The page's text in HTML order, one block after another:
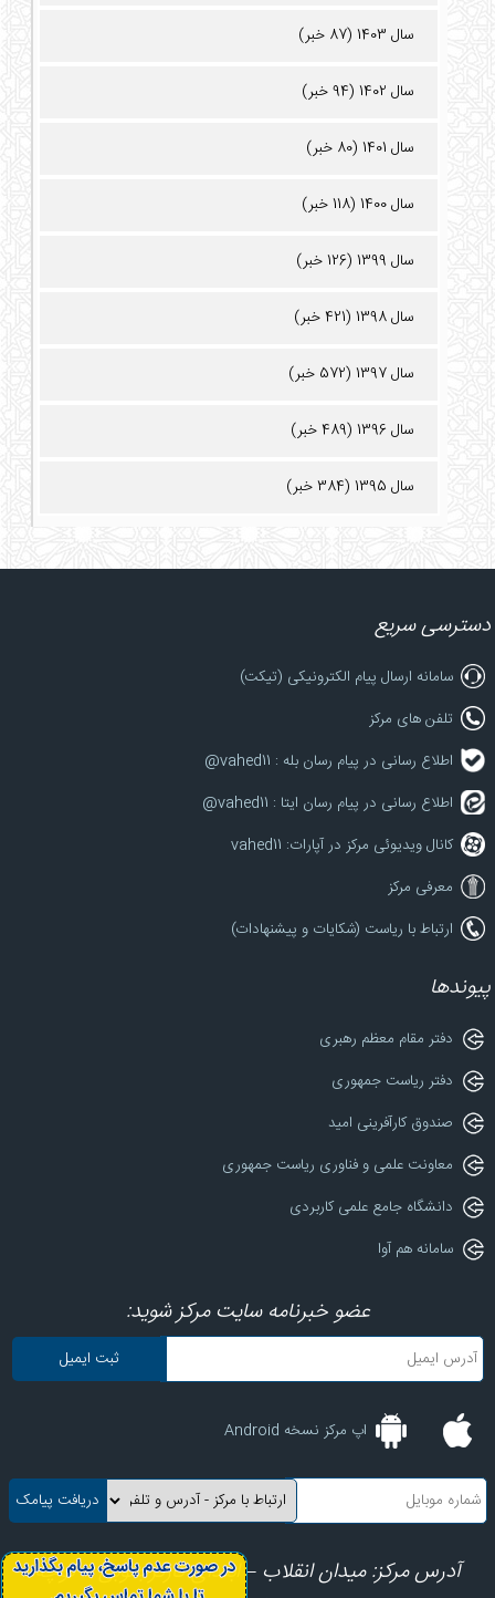
سال 1403 (87 خبر)
سال 1402 (94 خبر)
سال 1401 (80 خبر)
سال 1400 (118 خبر)
سال 1399 (126 خبر)
سال 1398 (421 خبر)
سال 1397 (572 خبر)
سال 1396 (489 خبر)
سال 1395 (384 خبر)
دسترسی سریع
سامانه ارسال پیام الکترونیکی (تیکت)
تلفن های مرکز
اطلاع رسانی در پیام رسان بله : vahed11@
اطلاع رسانی در پیام رسان ایتا : vahed11@
کانال ویدیوئی مرکز در آپارات: vahed11
معرفی مرکز
ارتباط با ریاست (شکایات و پیشنهادات)
پیوندها
دفتر مقام معظم رهبری
دفتر ریاست جمهوری
صندوق کارآفرینی امید
معاونت علمی و فناوری ریاست جمهوری
دانشگاه جامع علمی کاربردی
سامانه هم آوا
عضو خبرنامه سایت مرکز شوید:
اپ مرکز نسخه Android
آدرس مرکز: میدان انقلاب – ابتدای کارگرجنوبی – کوچه